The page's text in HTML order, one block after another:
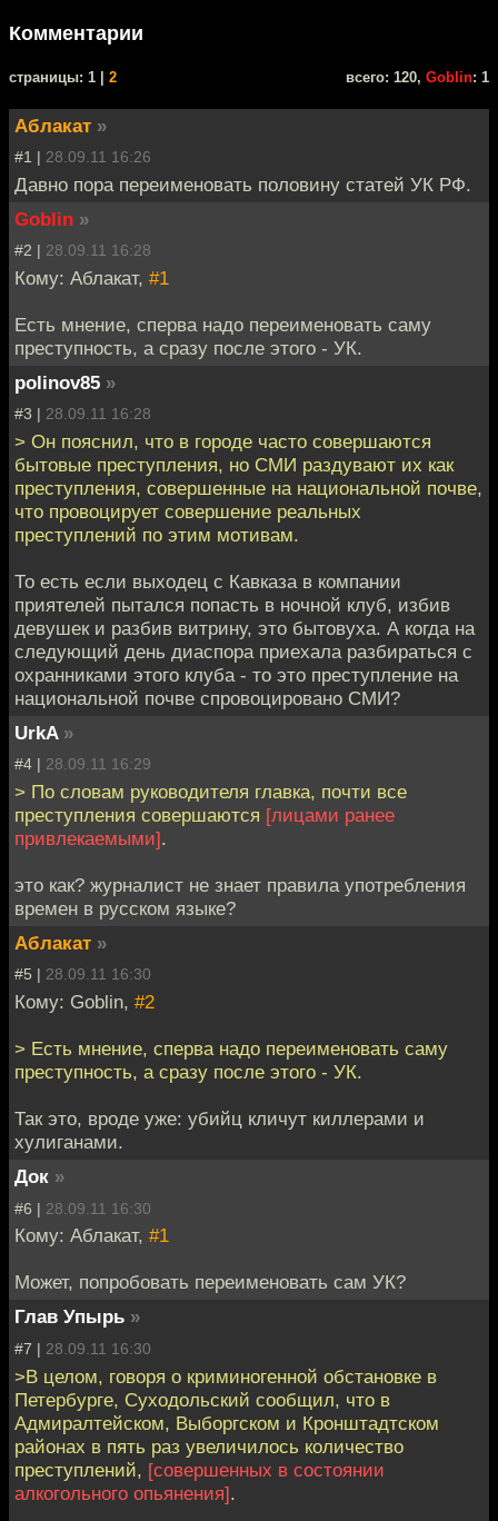
Комментарии
cтраницы: 1 | 2 всего: 120, Goblin: 1
Аблакат »
#1 | 28.09.11 16:26
Давно пора переименовать половину статей УК РФ.
Goblin »
#2 | 28.09.11 16:28
Кому: Аблакат, #1
Есть мнение, сперва надо переименовать саму
преступность, а сразу после этого - УК.
polinov85 »
#3 | 28.09.11 16:28
> Он пояснил, что в городе часто совершаются
бытовые преступления, но СМИ раздувают их как
преступления, совершенные на национальной почве,
что провоцирует совершение реальных
преступлений по этим мотивам.
То есть если выходец с Кавказа в компании
приятелей пытался попасть в ночной клуб, избив
девушек и разбив витрину, это бытовуха. А когда на
следующий день диаспора приехала разбираться с
охранниками этого клуба - то это преступление на
национальной почве спровоцировано СМИ?
UrkA »
#4 | 28.09.11 16:29
> По словам руководителя главка, почти все
преступления совершаются [лицами ранее
привлекаемыми].
это как? журналист не знает правила употребления
времен в русском языке?
Аблакат »
#5 | 28.09.11 16:30
Кому: Goblin, #2
> Есть мнение, сперва надо переименовать саму
преступность, а сразу после этого - УК.
Так это, вроде уже: убийц кличут киллерами и
хулиганами.
Док »
#6 | 28.09.11 16:30
Кому: Аблакат, #1
Может, попробовать переименовать сам УК?
Глав Упырь »
#7 | 28.09.11 16:30
>В целом, говоря о криминогенной обстановке в
Петербурге, Суходольский сообщил, что в
Адмиралтейском, Выборгском и Кронштадтском
районах в пять раз увеличилось количество
преступлений, [совершенных в состоянии
алкогольного опьянения].